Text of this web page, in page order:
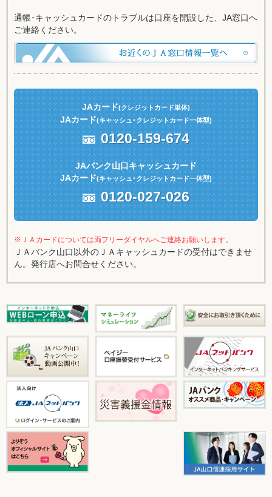
通帳･キャッシュカードのトラブルは口座を開設した、JA窓口へ
ご連絡ください。
JAカード(クレジットカード単体)
JAカード(キャッシュ･クレジットカード一体型)
0120-159-674
JAバンク山口キャッシュカード
JAカード(キャッシュ･クレジットカード一体型)
0120-027-026
※ＪＡカードについては両フリーダイヤルへご連絡お願いします。
ＪＡバンク山口以外のＪＡキャッシュカードの受付はできませ
ん。発行店へお問合せください。